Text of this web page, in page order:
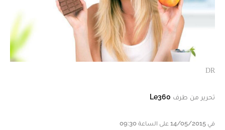
DR
تحرير من طرف Le360
في 14/05/2015 على الساعة 09:30